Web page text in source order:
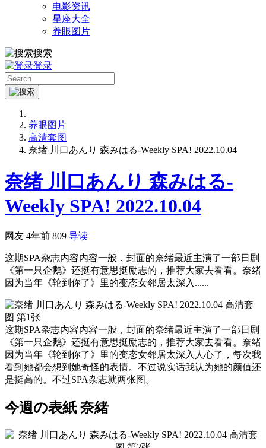
电影资讯
星座大全
养眼图片
搜索
登录
养眼图片
高清套图
奈绪 川口あんり 森みはる-Weekly SPA! 2022.10.04
奈绪 川口あんり 森みはる-
Weekly SPA! 2022.10.04
网友 4年前 809 导读
这期SPA杂志内容内容一般，封面的奈绪最近主演了一部日剧
《第一只企鹅》还挺有意思挺励志的，推荐大家去看看。奈绪
因为当年《轮到你了》里的变态女邻居太深入......
这期SPA杂志内容内容一般，封面的奈绪最近主演了一部日剧
《第一只企鹅》还挺有意思挺励志的，推荐大家去看看。奈绪
因为当年《轮到你了》里的变态女邻居太深入人心了，每次我
看到她都会想到她奇怪的表情。不过说实话我认为她的颜值还
是挺高的。不过SPA杂志就两张图。
今週の表紙 奈緒